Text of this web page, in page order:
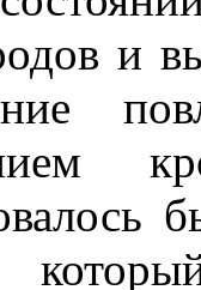
и